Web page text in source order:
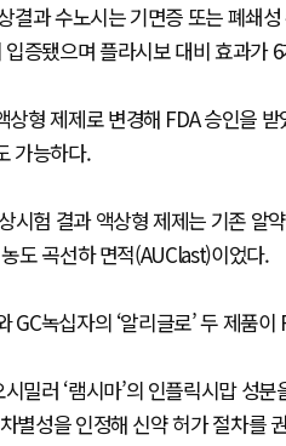
결과 수노시는 기면증 또는 폐쇄
증됐으며 플라시보 대비 효과가
형 제제로 변경해 FDA 승인을
가능하다.
시험 결과 액상형 제제는 기존 알
도 곡선하 면적(AUClast)이었다.
GC녹십자의 ‘알리글로’ 두 제품
밀러 ‘램시마’의 인플릭시맙 성
별성을 인정해 신약 허가 절차를